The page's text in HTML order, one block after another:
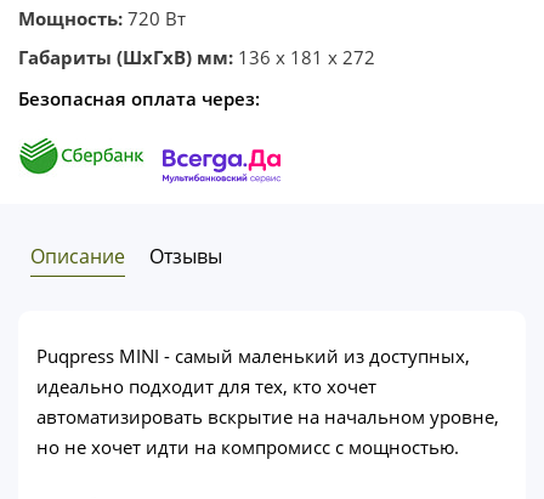
Мощность: 720 Вт
Габариты (ШхГхВ) мм: 136 x 181 x 272
Безопасная оплата через:
Описание Отзывы
Puqpress MINI - самый маленький из доступных,
идеально подходит для тех, кто хочет
автоматизировать вскрытие на начальном уровне,
но не хочет идти на компромисс с мощностью.